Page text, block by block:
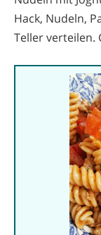
Hack, Nudeln,
Teller verteilen.